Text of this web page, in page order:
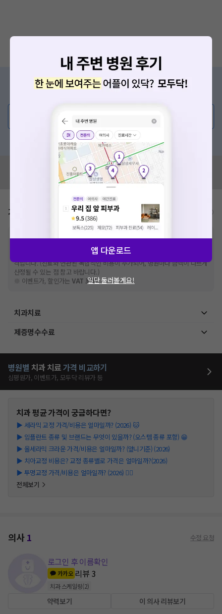
증상/치료, 궁금한 점이 있나요?
💬 무엇이든 물어보세요
혹은, 의료상담 서비스에 다양한 게시글 보러가기
혹시 잘못된 병원정보가 있나요?
모두닥 팀에 알려주세요!
가격표 비급여/급여 진료란?
※비급여 항목의 경우,추가비용 등으로 실제 가격과 상이할 수 있으니, 정확
한 가격은 해당 의료기관에 직접 문의해주세요.
건강보험심사평가원에 고지되어 있는 급여 진료 기준 가
격입니다. (진료와 연관된 복합적인 비용이 추가되어, 병원마다 금액이 다르게
산정될 수 있는 점 참고 바랍니다.)
※ 이벤트가, 할인가는VAT 포함
치과치료
제증명수수료
병원별 치과 치료가격 비교하기
심평원가, 이벤트가, 모두닥 리뷰가 등
치과평균 가격이 궁금하다면?
▶ 세라믹 교정 가격/비용은 얼마일까? (2026) 🐱
▶ 임플란트 종류 및 브랜드는 무엇이 있을까? (오스템 종류 포함) 😁
▶ 올세라믹 크라운 가격/비용은 얼마일까? (앞니기준) (2026)
▶ 치아교정 비용은? 교정 종류별로 가격은 얼마일까?(2026)
▶ 투명교정 가격/비용은 얼마일까? (2026) 👩‍⚕️
전체보기
의사1 수정 요청
로그인 후 이름확인
카카오 리뷰3
치과 스케일링(2)
약력보기 이 의사 리뷰보기
앱 다운로드
일단 둘러볼게요!